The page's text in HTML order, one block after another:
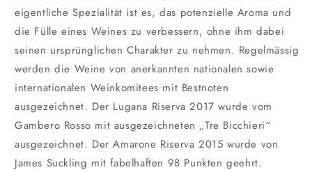
eigentliche Spezialität ist es, das potenzielle Aroma und
die Fülle eines Weines zu verbessern, ohne ihm dabei
seinen ursprünglichen Charakter zu nehmen. Regelmässig
werden die Weine von anerkannten nationalen sowie
internationalen Weinkomitees mit Bestnoten
ausgezeichnet. Der Lugana Riserva 2017 wurde vom
Gambero Rosso mit ausgezeichneten „Tre Bicchieri“
ausgezeichnet. Der Amarone Riserva 2015 wurde von
James Suckling mit fabelhaften 98 Punkten geehrt.